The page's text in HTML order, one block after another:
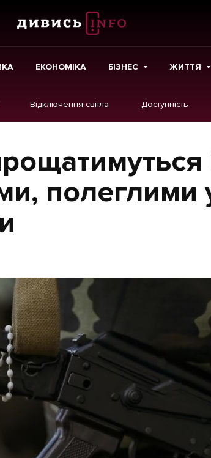
ЕКОНОМІКА БІЗНЕС ЖИТТЯ
Відключення світла Доступність
Картки
Репортаж
[email protected]
Політика
полеглими